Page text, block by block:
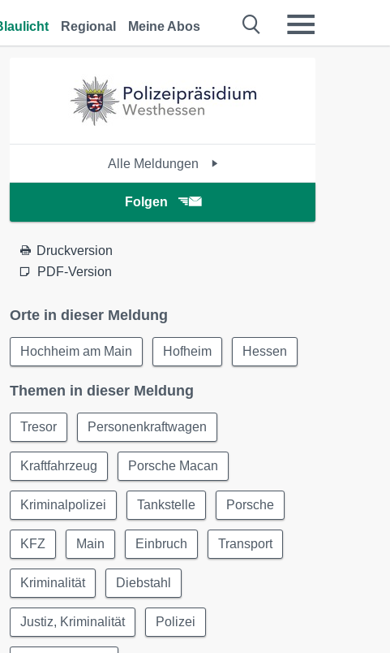
Regional Meine Abos
Alle Meldungen
Folgen
Druckversion
PDF-Version
Orte in dieser Meldung
Hochheim am Main Hofheim Hessen
Themen in dieser Meldung
Tresor Personenkraftwagen
Kraftfahrzeug Porsche Macan
Kriminalpolizei Tankstelle Porsche
KFZ Main Einbruch Transport
Kriminalität Diebstahl
Justiz, Kriminalität Polizei